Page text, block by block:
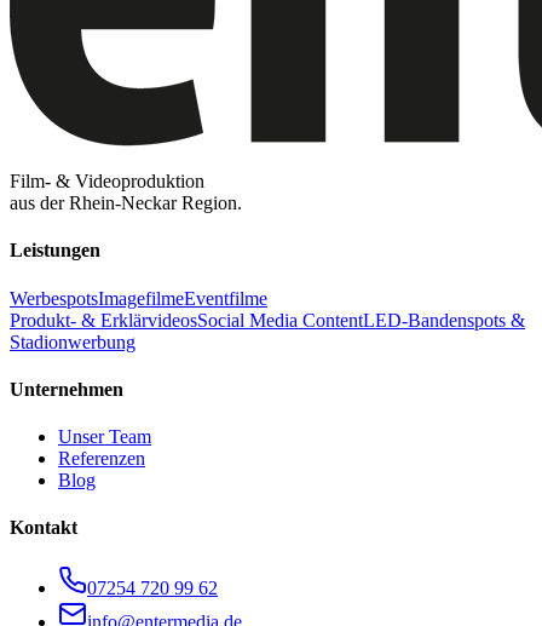
Film- & Videoproduktion
aus der Rhein-Neckar Region.
Leistungen
WerbespotsImagefilmeEventfilme
Produkt- & ErklärvideosSocial Media ContentLED-Bandenspots &
Stadionwerbung
Unternehmen
Unser Team
Referenzen
Blog
Kontakt
07254 720 99 62
info@entermedia.de